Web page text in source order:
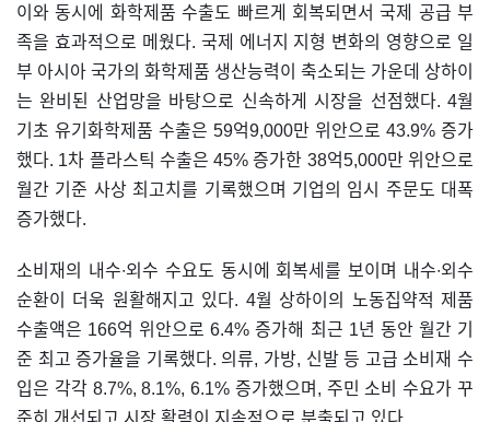
이와 동시에 화학제품 수출도 빠르게 회복되면서 국제 공급 부
족을 효과적으로 메웠다. 국제 에너지 지형 변화의 영향으로 일
부 아시아 국가의 화학제품 생산능력이 축소되는 가운데 상하이
는 완비된 산업망을 바탕으로 신속하게 시장을 선점했다. 4월
기초 유기화학제품 수출은 59억9,000만 위안으로 43.9% 증가
했다. 1차 플라스틱 수출은 45% 증가한 38억5,000만 위안으로
월간 기준 사상 최고치를 기록했으며 기업의 임시 주문도 대폭
증가했다.
소비재의 내수∙외수 수요도 동시에 회복세를 보이며 내수∙외수
순환이 더욱 원활해지고 있다. 4월 상하이의 노동집약적 제품
수출액은 166억 위안으로 6.4% 증가해 최근 1년 동안 월간 기
준 최고 증가율을 기록했다. 의류, 가방, 신발 등 고급 소비재 수
입은 각각 8.7%, 8.1%, 6.1% 증가했으며, 주민 소비 수요가 꾸
준히 개선되고 시장 활력이 지속적으로 분출되고 있다.